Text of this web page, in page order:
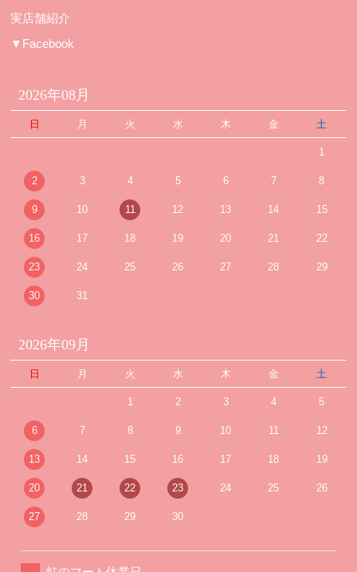
実店舗紹介
▼Facebook
2026年08月
日 月 火 水 木 金 土
1
2 3 4 5 6 7 8
9 10 11 12 13 14 15
16 17 18 19 20 21 22
23 24 25 26 27 28 29
30 31
2026年09月
日 月 火 水 木 金 土
1 2 3 4 5
6 7 8 9 10 11 12
13 14 15 16 17 18 19
20 21 22 23 24 25 26
27 28 29 30